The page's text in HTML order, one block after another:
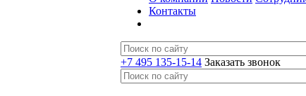
Контакты
+7 495 135-15-14 Заказать звонок